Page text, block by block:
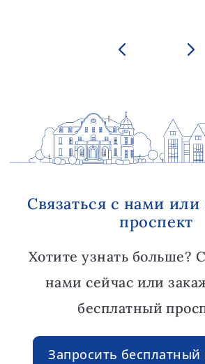
Связаться с нами или
проспект
Хотите узнать больше?
нами сейчас или
бесплатный
Запросить бесплатный